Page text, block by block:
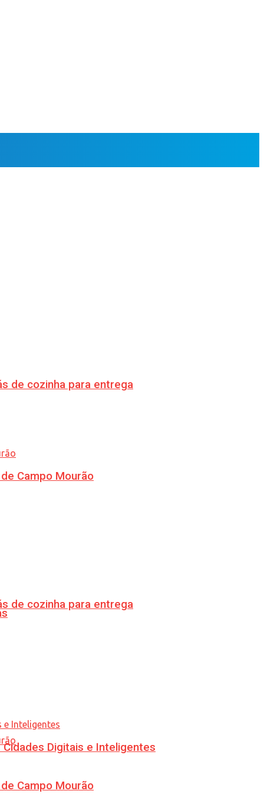
de cozinha para entrega
Campo Mourão
de cozinha para entrega
Campo Mourão
Digitais e Inteligentes